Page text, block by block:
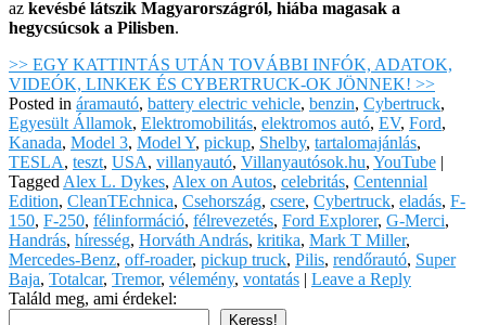
az kevésbé látszik Magyarországról, hiába magasak a
hegycsúcsok a Pilisben.
>> EGY KATTINTÁS UTÁN TOVÁBBI INFÓK, ADATOK,
VIDEÓK, LINKEK ÉS CYBERTRUCK-OK JÖNNEK! >>
Posted in áramautó, battery electric vehicle, benzin, Cybertruck,
Egyesült Államok, Elektromobilitás, elektromos autó, EV, Ford,
Kanada, Model 3, Model Y, pickup, Shelby, tartalomajánlás,
TESLA, teszt, USA, villanyautó, Villanyautósok.hu, YouTube |
Tagged Alex L. Dykes, Alex on Autos, celebritás, Centennial
Edition, CleanTEchnica, Csehország, csere, Cybertruck, eladás, F-
150, F-250, félinformáció, félrevezetés, Ford Explorer, G-Merci,
Handrás, híresség, Horváth András, kritika, Mark T Miller,
Mercedes-Benz, off-roader, pickup truck, Pilis, rendőrautó, Super
Baja, Totalcar, Tremor, vélemény, vontatás | Leave a Reply
Találd meg, ami érdekel:
Keress!